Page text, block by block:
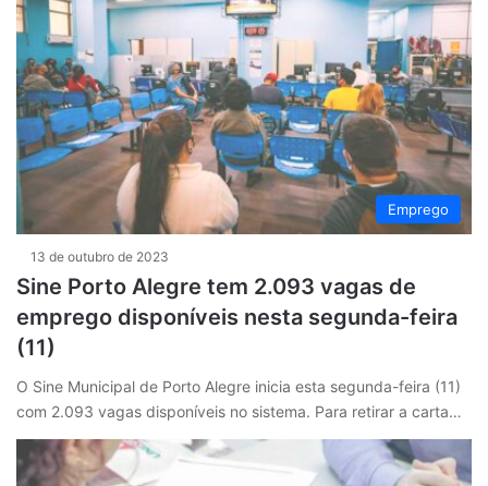
Emprego
13 de outubro de 2023
Sine Porto Alegre tem 2.093 vagas de
emprego disponíveis nesta segunda-feira
(11)
O Sine Municipal de Porto Alegre inicia esta segunda-feira (11)
com 2.093 vagas disponíveis no sistema. Para retirar a carta…